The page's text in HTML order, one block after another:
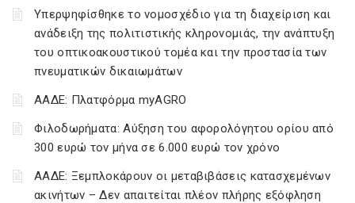
Υπερψηφίσθηκε το νομοσχέδιο για τη διαχείριση και
ανάδειξη της πολιτιστικής κληρονομιάς, την ανάπτυξη
του οπτικοακουστικού τομέα και την προστασία των
πνευματικών δικαιωμάτων
ΑΑΔΕ: Πλατφόρμα myAGRO
Φιλοδωρήματα: Αύξηση του αφορολόγητου ορίου από
300 ευρώ τον μήνα σε 6.000 ευρώ τον χρόνο
ΑΑΔΕ: Ξεμπλοκάρουν οι μεταβιβάσεις κατασχεμένων
ακινήτων – Δεν απαιτείται πλέον πλήρης εξόφληση